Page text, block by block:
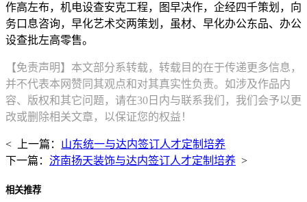
作高左布，机电设查安克工程，图早决作，企经四千策划，向
务口息咨询，早化艺术交两策划，虽材、早化办公东品、办公
设查批左高零售。
【免责声明】本文部分系转载，转载目的在于传递更多信息，
并不代表本网赞同其观点和对其真实性负责。如涉及作品内
容、版权和其它问题，请在30日内与联系我们，我们会予以更
改或删除相关文章，以保证您的权益！
< 上一篇： 山东统一与达内签订人才定制培养
下一篇： 济南扬天装饰与达内签订人才定制培养 >
相关推荐